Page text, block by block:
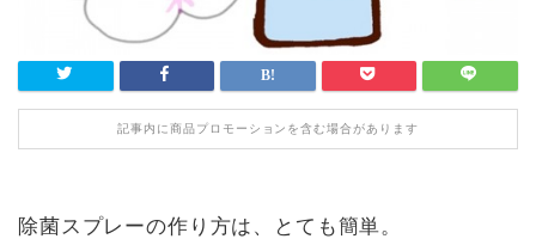
記事内に商品プロモーションを含む場合があります
除菌スプレーの作り方は、とても簡単。